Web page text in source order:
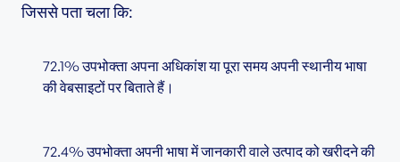
जिससे पता चला कि:
72.1% उपभोक्ता अपना अधिकांश या पूरा समय अपनी स्थानीय भाषा
की वेबसाइटों पर बिताते हैं।
72.4% उपभोक्ता अपनी भाषा में जानकारी वाले उत्पाद को खरीदने की